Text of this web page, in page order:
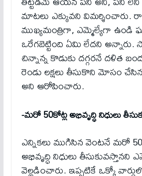
మాటలు ఎక్కువని విమర్శించారు.
ముఖ్యమంత్రిగా, ఎమ్మెల్యేగా ఉండి
ఒరేగబెట్టింది ఏమి లేదని అన్నారు.
చిన్నాన్న కొడుకు దగ్గరనే దళిత
రెండు లక్షలు తీసుకొని మోసం
అని ఆరోపించారు.
-మరో 50కోట్ల అభివృద్ధి నిధులు
ఎన్నికలు ముగిసిన వెంటనే మరో
అభివృద్ధి నిధులు తీసుకువస్తానని
వెల్లడించారు. ఇప్పటికే ఒక్కో